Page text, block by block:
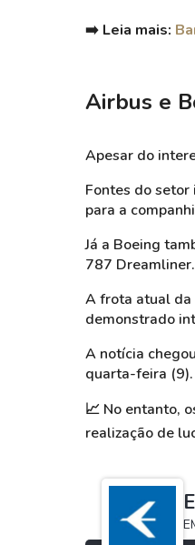
➡️ Leia mais:
Airbus e
Apesar do
Fontes do
para a
Já a Boeing
787 Dreamliner.
A frota atual da
demonstrado
A notícia
quarta-feira (9).
📈 No entanto,
realização de